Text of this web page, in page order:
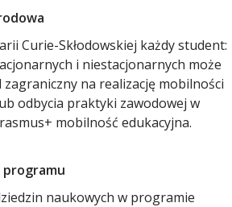
Curie-Skłodowskiej każdy student:
i niestacjonarnych może
zagraniczny na realizację mobilności
odbycia praktyki zawodowej w
mobilność edukacyjna.
programu
naukowych w programie